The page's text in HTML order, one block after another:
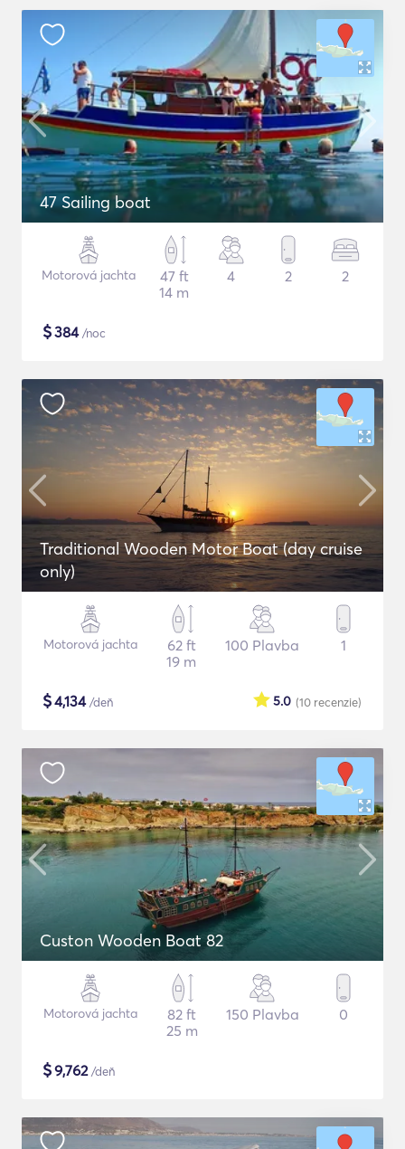
47 Sailing boat
Motorová jachta
47 ft
14 m
4 2 2
$384/noc
Traditional Wooden Motor Boat (day cruise
only)
Motorová jachta
62 ft
19 m
100 Plavba 1
$4,134/deň (10 recenzie)
5.0
Custon Wooden Boat 82
Motorová jachta
82 ft
25 m
150 Plavba 0
$9,762/deň